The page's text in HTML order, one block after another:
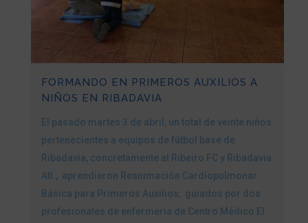
FORMANDO EN PRIMEROS AUXILIOS A
NIÑOS EN RIBADAVIA
El pasado martes 3 de abril, un total de veinte niños
pertenecientes a equipos de fútbol base de
Ribadavia, concretamente al Ribeiro FC y Ribadavia
Atl., aprendieron Reanimación Cardiopulmonar
Básica para Primeros Auxilios, guiados por dos
profesionales de enfermería de Centro Médico El